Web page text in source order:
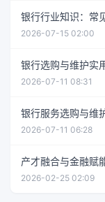
银行行业知识：常
2026-07-15 02:00
银行选购与维护实
2026-07-11 08:31
银行服务选购与维
2026-07-11 06:28
产才融合与金融赋
2026-02-25 02:09